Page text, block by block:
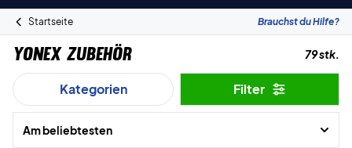
Startseite Brauchst du Hilfe?
Yonex Zubehör 79 stk.
Kategorien Filter
Am beliebtesten